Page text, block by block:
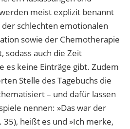
meist explizit benannt
schlechten emotionalen
sowie der Chemotherapie
sodass auch die Zeit
es keine Einträge gibt. Zudem
Stelle des Tagebuchs die
– und dafür lassen
nennen: »Das war der
35), heißt es und »Ich merke,